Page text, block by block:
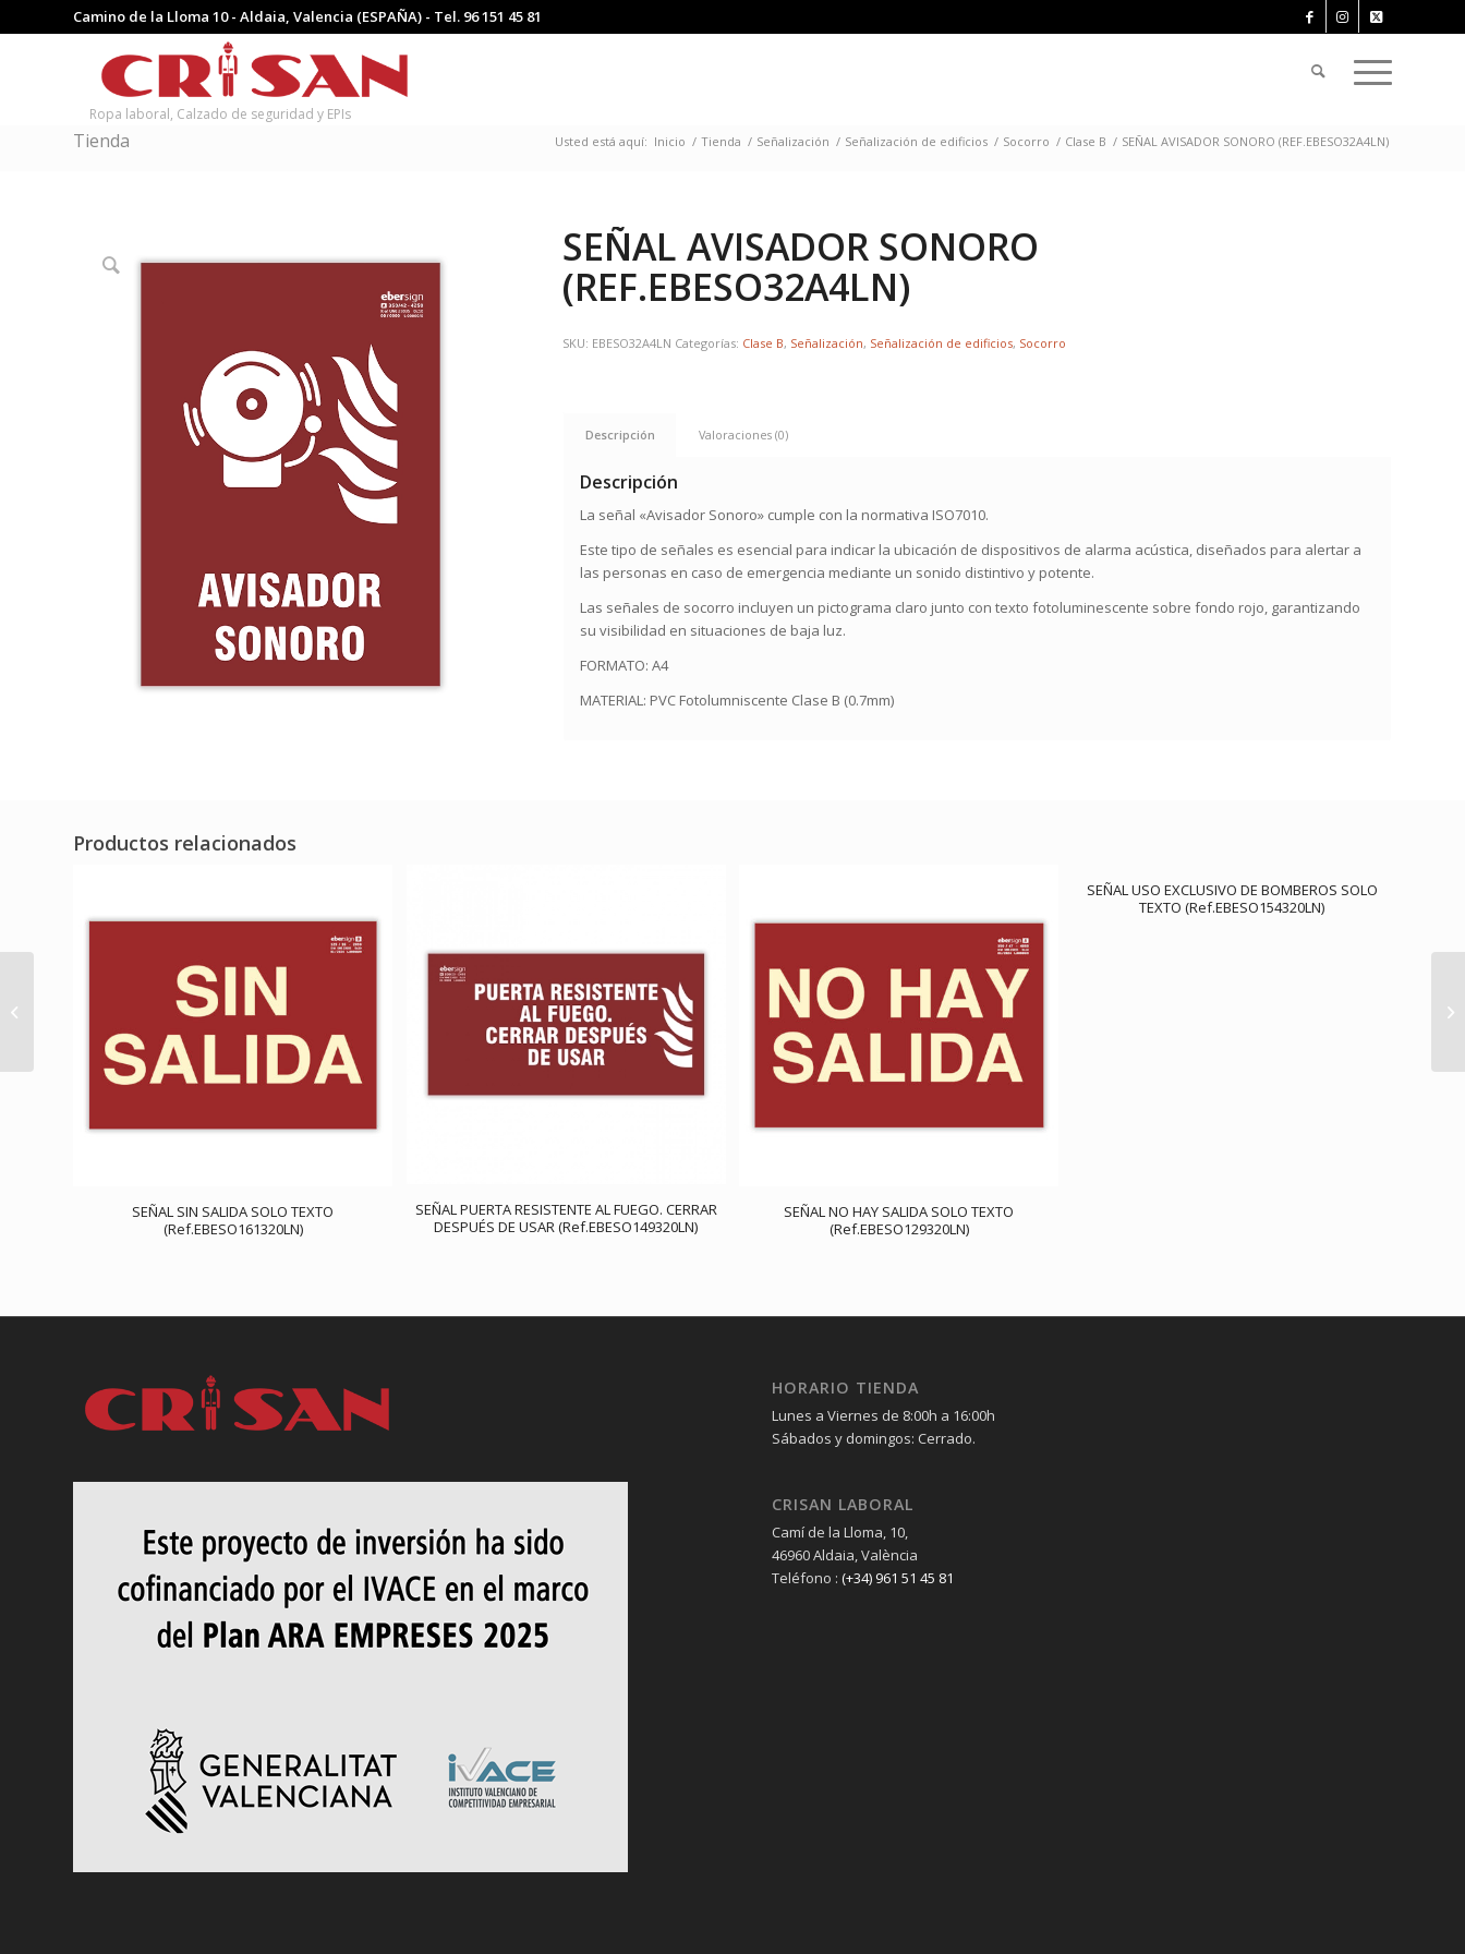
Camino de la Lloma 10 - Aldaia, Valencia (ESPAÑA) - Tel. 96 151 45 81
Ropa laboral, Calzado de seguridad y EPIs
Tienda Usted está aquí: Inicio / Tienda / Señalización / Señalización de edificios / Socorro / Clase B / SEÑAL AVISADOR SONORO (REF.EBESO32A4LN)
SEÑAL AVISADOR SONORO
(REF.EBESO32A4LN)
SKU: EBESO32A4LN Categorías: Clase B, Señalización, Señalización de edificios, Socorro
Descripción Valoraciones (0)
Descripción
La señal «Avisador Sonoro» cumple con la normativa ISO7010.
Este tipo de señales es esencial para indicar la ubicación de dispositivos de alarma acústica, diseñados para alertar a
las personas en caso de emergencia mediante un sonido distintivo y potente.
Las señales de socorro incluyen un pictograma claro junto con texto fotoluminescente sobre fondo rojo, garantizando
su visibilidad en situaciones de baja luz.
FORMATO: A4
MATERIAL: PVC Fotolumniscente Clase B (0.7mm)
Productos relacionados
SEÑAL SIN SALIDA SOLO TEXTO
(Ref.EBESO161320LN)
SEÑAL PUERTA RESISTENTE AL FUEGO. CERRAR
DESPUÉS DE USAR (Ref.EBESO149320LN)
SEÑAL NO HAY SALIDA SOLO TEXTO
(Ref.EBESO129320LN)
SEÑAL USO EXCLUSIVO DE BOMBEROS SOLO
TEXTO (Ref.EBESO154320LN)
HORARIO TIENDA
Lunes a Viernes de 8:00h a 16:00h
Sábados y domingos: Cerrado.
CRISAN LABORAL
Camí de la Lloma, 10,
46960 Aldaia, València
Teléfono :(+34) 961 51 45 81
(Ref.EBESO107A4LN)